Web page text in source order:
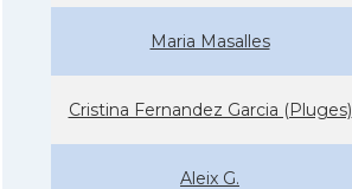
Maria Masalles
Cristina Fernandez Garcia (Pluges)
Aleix G.